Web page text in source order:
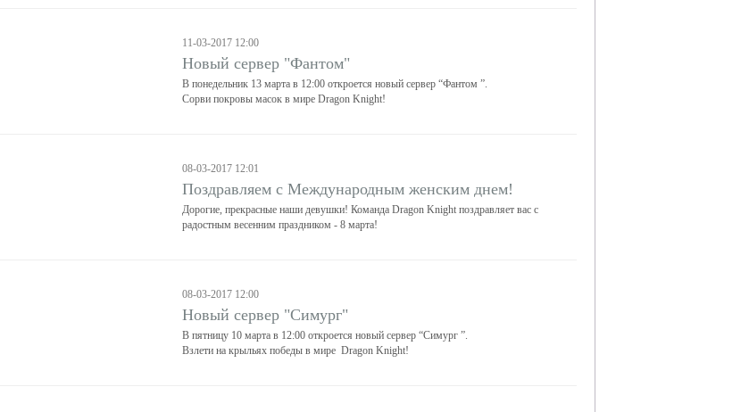
11-03-2017 12:00
Новый сервер "Фантом"
В понедельник 13 марта в 12:00 откроется новый сервер “Фантом ”.
Сорви покровы масок в мире Dragon Knight!
08-03-2017 12:01
Поздравляем с Международным женским днем!
Дорогие, прекрасные наши девушки! Команда Dragon Knight поздравляет вас с
радостным весенним праздником - 8 марта!
08-03-2017 12:00
Новый сервер "Симург"
В пятницу 10 марта в 12:00 откроется новый сервер “Симург ”.
Взлети на крыльях победы в мире Dragon Knight!